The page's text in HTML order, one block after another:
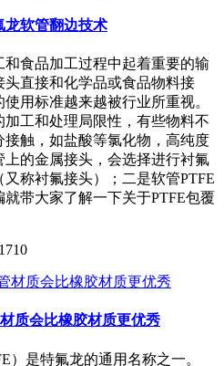
龙软管翻边技术
食品加工过程中起着重要的输
直接和化学品或食品物料接
用标准越来越被行业所重视。
工和处理局限性，有些物料不
触，如盐酸等氯化物，高纯度
的金属接头，会选择进行衬氟
称衬氟接头）；二是软管PTFE
带大家了解一下关于PTFE包覆
1710
质会比橡胶材质更优秀
）是特氟龙的通用名称之一。